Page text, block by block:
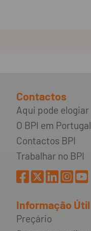
Contactos
Aqui pode elogiar
O BPI em Portugal
Contactos BPI
Trabalhar no BPI
Informação Útil
Preçário